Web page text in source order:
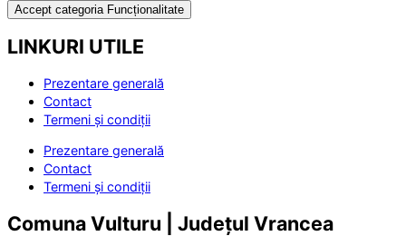
Accept categoria Funcționalitate
LINKURI UTILE
Prezentare generală
Contact
Termeni și condiții
Prezentare generală
Contact
Termeni și condiții
Comuna Vulturu | Județul Vrancea